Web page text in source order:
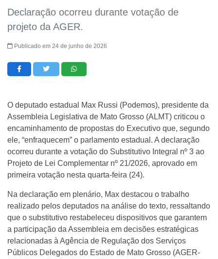
Declaração ocorreu durante votação de
projeto da AGER.
Publicado em 24 de junho de 2026
O deputado estadual Max Russi (Podemos), presidente da
Assembleia Legislativa de Mato Grosso (ALMT) criticou o
encaminhamento de propostas do Executivo que, segundo
ele, “enfraquecem” o parlamento estadual. A declaração
ocorreu durante a votação do Substitutivo Integral nº 3 ao
Projeto de Lei Complementar nº 21/2026, aprovado em
primeira votação nesta quarta-feira (24).
Na declaração em plenário, Max destacou o trabalho
realizado pelos deputados na análise do texto, ressaltando
que o substitutivo restabeleceu dispositivos que garantem
a participação da Assembleia em decisões estratégicas
relacionadas à Agência de Regulação dos Serviços
Públicos Delegados do Estado de Mato Grosso (AGER-